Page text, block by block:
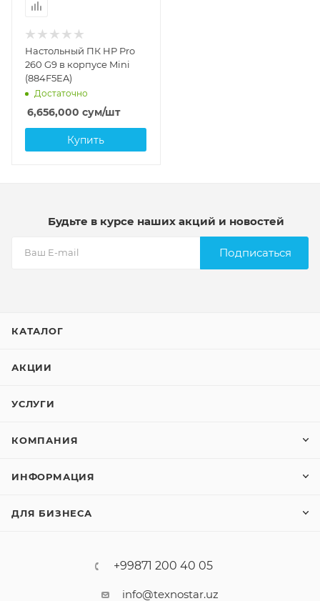
Настольный ПК HP Pro
260 G9 в корпусе Mini
(884F5EA)
Достаточно
6,656,000 сум/шт
Купить
Будьте в курсе наших акций и новостей
Подписаться
КАТАЛОГ
АКЦИИ
УСЛУГИ
КОМПАНИЯ
ИНФОРМАЦИЯ
ДЛЯ БИЗНЕСА
+99871 200 40 05
info@texnostar.uz